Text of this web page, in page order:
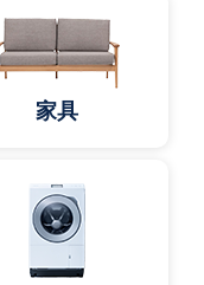
家具